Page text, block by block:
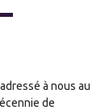
à nous au
de